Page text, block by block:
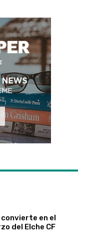
en el
del Elche CF